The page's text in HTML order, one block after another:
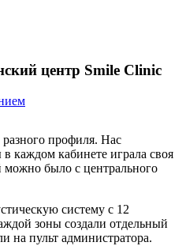
центр Smile Clinic
профиля. Нас
каждом кабинете играла своя
можно было с центрального
систему с 12
зоны создали отдельный
на пульт администратора.